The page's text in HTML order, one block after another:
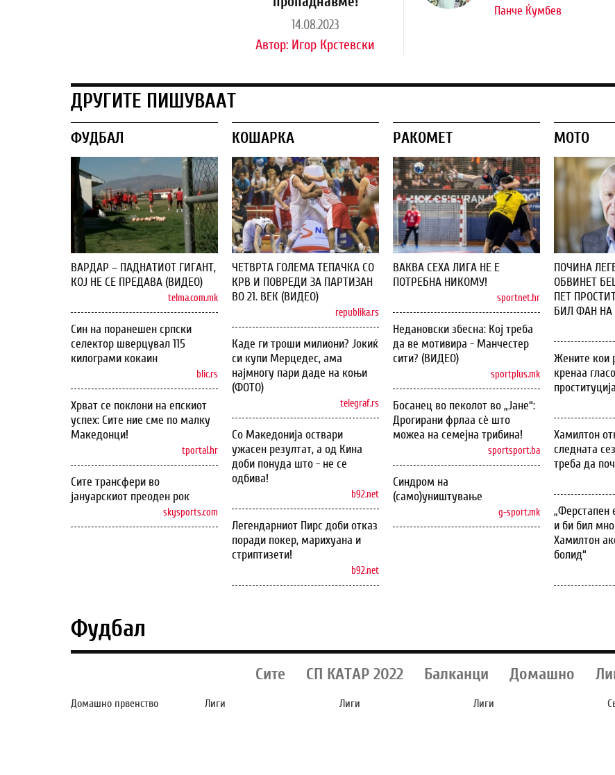
14.08.2023
Автор: Игор Крстевски
Панче Ќумбев
ДРУГИТЕ ПИШУВААТ
ФУДБАЛ
ВАРДАР – ПАДНАТИОТ ГИГАНТ,
КОЈ НЕ СЕ ПРЕДАВА (ВИДЕО)
telma.com.mk
Син на поранешен српски
селектор шверцувал 115
килограми кокаин
blic.rs
Хрват се поклони на епскиот
успех: Сите ние сме по малку
Македонци!
tportal.hr
Сите трансфери во
јануарскиот преоден рок
skysports.com
КОШАРКА
ЧЕТВРТА ГОЛЕМА ТЕПАЧКА СО
КРВ И ПОВРЕДИ ЗА ПАРТИЗАН
ВО 21. ВЕК (ВИДЕО)
republika.rs
Каде ги троши милиони? Јокиќ
си купи Мерцедес, ама
најмногу пари даде на коњи
(ФОТО)
telegraf.rs
Со Македонија оствари
ужасен резултат, а од Кина
доби понуда што - не се
одбива!
b92.net
Легендарниот Пирс доби отказ
поради покер, марихуана и
стриптизети!
b92.net
РАКОМЕТ
ВАКВА СЕХА ЛИГА НЕ Е
ПОТРЕБНА НИКОМУ!
sportnet.hr
Недановски збесна: Кој треба
да ве мотивира - Манчестер
сити? (ВИДЕО)
sportplus.mk
Босанец во пеколот во „Јане“:
Дрогирани фрлаа сѐ што
можеа на семејна трибина!
sportsport.ba
Синдром на
(само)уништување
g-sport.mk
МОТО
ПОЧИНА
ОБВИНЕТ
ПЕТ
БИЛ ФАН НА
Жените кои
кренаа
Хамилтон
следната
треба да
„Ферстапен
и би бил
Хамилтон
болид“
Фудбал
Сите СП КАТАР 2022 Балканци Домашно
Домашно првенство Лиги Лиги Лиги